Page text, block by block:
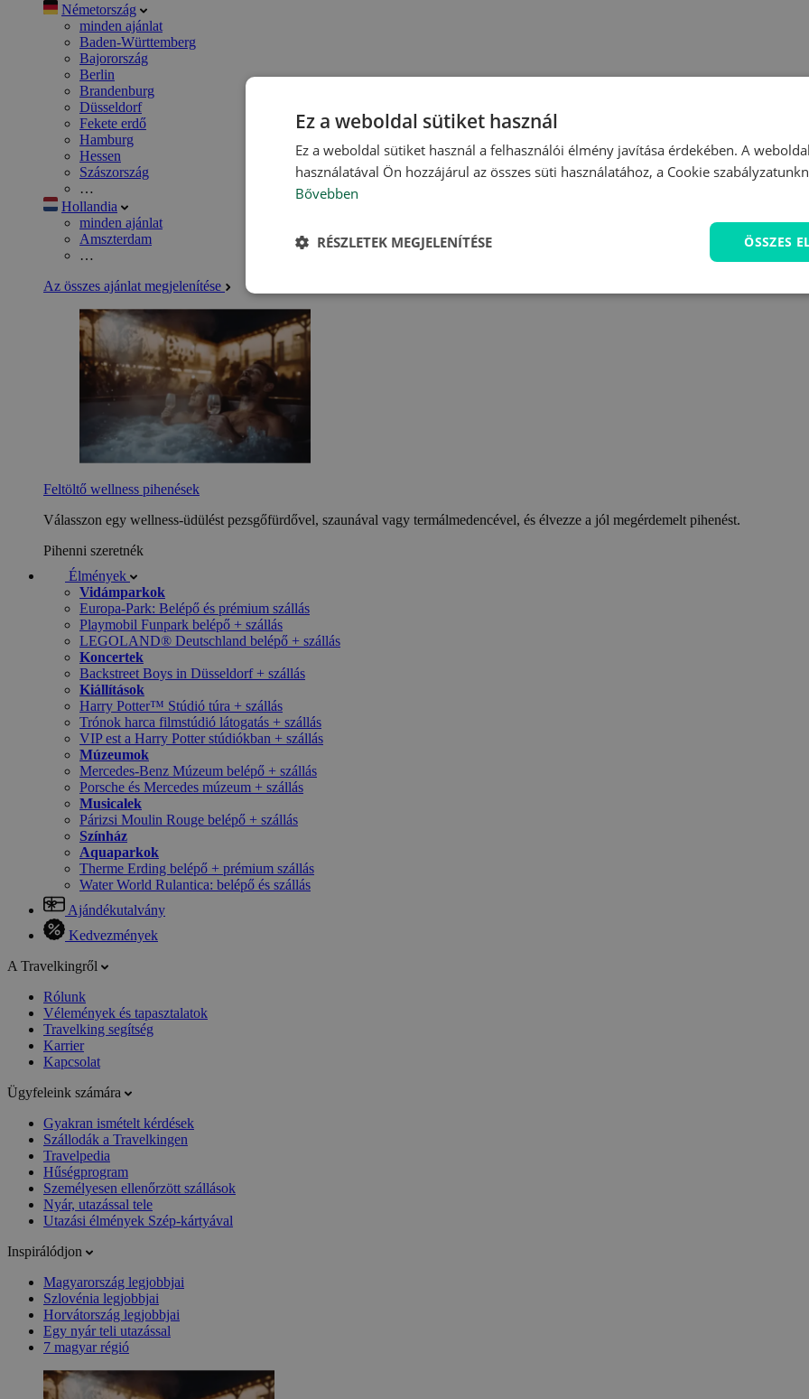
Németország
minden ajánlat
Baden-Württemberg
Bajorország
Berlin
Brandenburg
Düsseldorf
Fekete erdő
Hamburg
Hessen
Szászország
…
Hollandia
minden ajánlat
Amszterdam
…
Az összes ajánlat megjelenítése
Feltöltő wellness pihenések
Válasszon egy wellness-üdülést pezsgőfürdővel, szaunával vagy termálmedencével, és élvezze a jól megérdemelt pihenést.
Pihenni szeretnék
Élmények
Vidámparkok
Europa-Park: Belépő és prémium szállás
Playmobil Funpark belépő + szállás
LEGOLAND® Deutschland belépő + szállás
Koncertek
Backstreet Boys in Düsseldorf + szállás
Kiállítások
Harry Potter™ Stúdió túra + szállás
Trónok harca filmstúdió látogatás + szállás
VIP est a Harry Potter stúdiókban + szállás
Múzeumok
Mercedes-Benz Múzeum belépő + szállás
Porsche és Mercedes múzeum + szállás
Musicalek
Párizsi Moulin Rouge belépő + szállás
Színház
Aquaparkok
Therme Erding belépő + prémium szállás
Water World Rulantica: belépő és szállás
Ajándékutalvány
Kedvezmények
A Travelkingről
Rólunk
Vélemények és tapasztalatok
Travelking segítség
Karrier
Kapcsolat
Ügyfeleink számára
Gyakran ismételt kérdések
Szállodák a Travelkingen
Travelpedia
Hűségprogram
Személyesen ellenőrzött szállások
Nyár, utazással tele
Utazási élmények Szép-kártyával
Inspirálódjon
Magyarország legjobbjai
Szlovénia legjobbjai
Horvátország legjobbjai
Egy nyár teli utazással
7 magyar régió
Ez a weboldal sütiket használ
Ez a weboldal sütiket használ a felhasználói élmény javítása érdekében. A
használatával Ön hozzájárul az összes süti használatához, a Cookie
Bővebben
ÖSSZES
RÉSZLETEK MEGJELENÍTÉSE